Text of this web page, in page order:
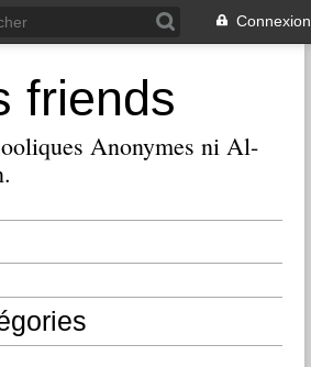
Connexion
friends
Anonymes ni Al-